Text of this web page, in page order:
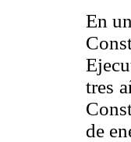
En
tres
de